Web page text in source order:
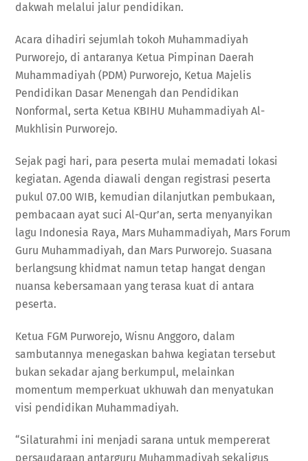
dakwah melalui jalur pendidikan.
Acara dihadiri sejumlah tokoh Muhammadiyah
Purworejo, di antaranya Ketua Pimpinan Daerah
Muhammadiyah (PDM) Purworejo, Ketua Majelis
Pendidikan Dasar Menengah dan Pendidikan
Nonformal, serta Ketua KBIHU Muhammadiyah Al-
Mukhlisin Purworejo.
Sejak pagi hari, para peserta mulai memadati lokasi
kegiatan. Agenda diawali dengan registrasi peserta
pukul 07.00 WIB, kemudian dilanjutkan pembukaan,
pembacaan ayat suci Al-Qur’an, serta menyanyikan
lagu Indonesia Raya, Mars Muhammadiyah, Mars Forum
Guru Muhammadiyah, dan Mars Purworejo. Suasana
berlangsung khidmat namun tetap hangat dengan
nuansa kebersamaan yang terasa kuat di antara
peserta.
Ketua FGM Purworejo, Wisnu Anggoro, dalam
sambutannya menegaskan bahwa kegiatan tersebut
bukan sekadar ajang berkumpul, melainkan
momentum memperkuat ukhuwah dan menyatukan
visi pendidikan Muhammadiyah.
“Silaturahmi ini menjadi sarana untuk mempererat
persaudaraan antarguru Muhammadiyah sekaligus